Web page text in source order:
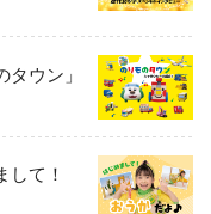
ウン」
して！